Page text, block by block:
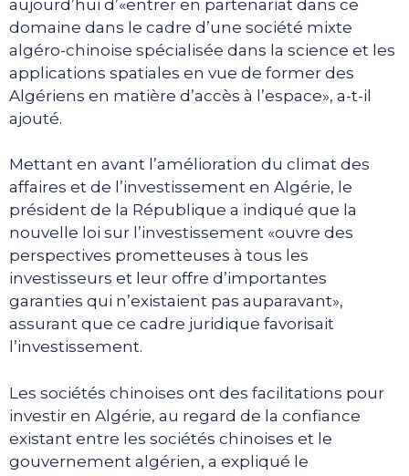
aujourd’hui d’«entrer en partenariat dans ce
domaine dans le cadre d’une société mixte
algéro-chinoise spécialisée dans la science et les
applications spatiales en vue de former des
Algériens en matière d’accès à l’espace», a-t-il
ajouté.
Mettant en avant l’amélioration du climat des
affaires et de l’investissement en Algérie, le
président de la République a indiqué que la
nouvelle loi sur l’investissement «ouvre des
perspectives prometteuses à tous les
investisseurs et leur offre d’importantes
garanties qui n’existaient pas auparavant»,
assurant que ce cadre juridique favorisait
l’investissement.
Les sociétés chinoises ont des facilitations pour
investir en Algérie, au regard de la confiance
existant entre les sociétés chinoises et le
gouvernement algérien, a expliqué le